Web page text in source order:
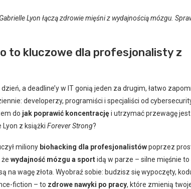
Lyon łączą zdrowie mięśni z wydajnością mózgu.
to kluczowe dla profesjonalisty z
a deadline’y w IT gonią jeden za drugim, łatwo
developerzy, programiści i specjaliści od
do jak poprawić koncentracjęi utrzymać przewagę jest
Lyon z książki Forever Strong?
miliony biohacking dla profesjonalistówpoprzez
wydajność mózgu a sportidą w parze – silne mięśnie to
na wagę złota. Wyobraź sobie: budzisz się wypoczęty,
fiction – to zdrowe nawyki po pracy, które zmienią